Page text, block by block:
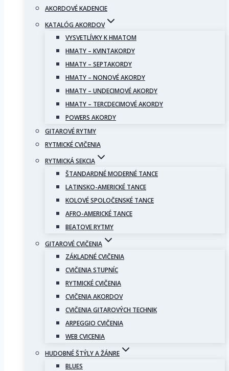
AKORDOVÉ KADENCIE
KATALÓG AKORDOV
VYSVETLÍVKY K HMATOM
HMATY – KVINTAKORDY
HMATY – SEPTAKORDY
HMATY – NONOVÉ AKORDY
HMATY – UNDECIMOVÉ AKORDY
HMATY – TERCDECIMOVÉ AKORDY
POWERS AKORDY
GITAROVÉ RYTMY
RYTMICKÉ CVIČENIA
RYTMICKÁ SEKCIA
ŠTANDARDNÉ MODERNÉ TANCE
LATINSKO-AMERICKÉ TANCE
KOLOVÉ SPOLOČENSKÉ TANCE
AFRO-AMERICKÉ TANCE
BEATOVE RYTMY
GITAROVÉ CVIČENIA
ZÁKLADNÉ CVIČENIA
CVIČENIA STUPNÍC
RYTMICKÉ CVIČENIA
CVIČENIA AKORDOV
CVIČENIA GITAROVÝCH TECHNIK
ARPEGGIO CVIČENIA
WEB CVICENIA
HUDOBNÉ ŠTÝLY A ŽÁNRE
BLUES